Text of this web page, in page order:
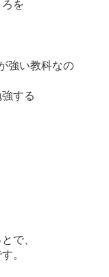
を
強い教科なの
する
で、
。